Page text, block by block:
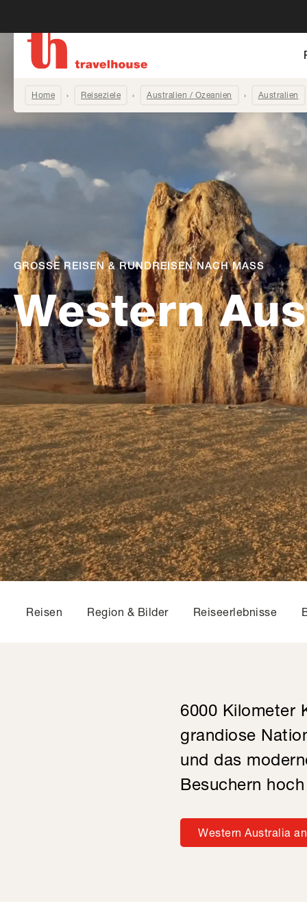
Home Reiseziele Australien / Ozeanien Australien
GROSSE REISEN & RUNDREISEN NACH MASS
-Western
Reisen Region & Bilder Reiseerlebnisse
6000 Kilometer
grandiose
und das
Besuchern
Western Australia